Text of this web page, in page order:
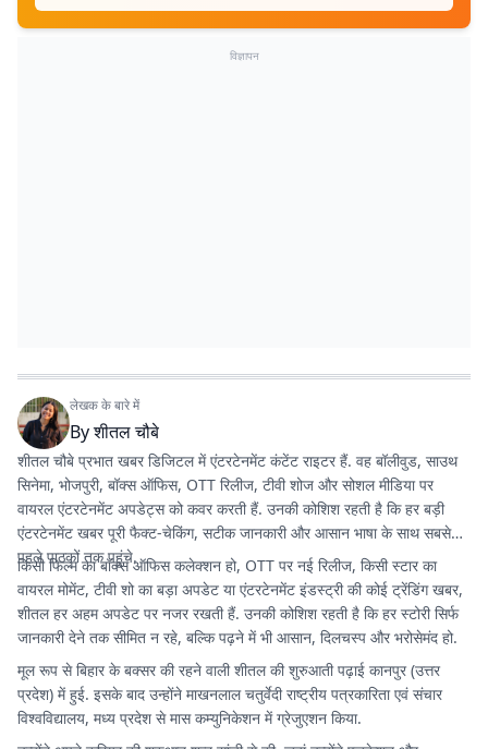
विज्ञापन
लेखक के बारे में
Byशीतल चौबे
शीतल चौबे प्रभात खबर डिजिटल में एंटरटेनमेंट कंटेंट राइटर हैं. वह बॉलीवुड, साउथ
सिनेमा, भोजपुरी, बॉक्स ऑफिस, OTT रिलीज, टीवी शोज और सोशल मीडिया पर
वायरल एंटरटेनमेंट अपडेट्स को कवर करती हैं. उनकी कोशिश रहती है कि हर बड़ी
एंटरटेनमेंट खबर पूरी फैक्ट-चेकिंग, सटीक जानकारी और आसान भाषा के साथ सबसे
पहले पाठकों तक पहुंचे.
किसी फिल्म का बॉक्स ऑफिस कलेक्शन हो, OTT पर नई रिलीज, किसी स्टार का
वायरल मोमेंट, टीवी शो का बड़ा अपडेट या एंटरटेनमेंट इंडस्ट्री की कोई ट्रेंडिंग खबर,
शीतल हर अहम अपडेट पर नजर रखती हैं. उनकी कोशिश रहती है कि हर स्टोरी सिर्फ
जानकारी देने तक सीमित न रहे, बल्कि पढ़ने में भी आसान, दिलचस्प और भरोसेमंद हो.
मूल रूप से बिहार के बक्सर की रहने वाली शीतल की शुरुआती पढ़ाई कानपुर (उत्तर
प्रदेश) में हुई. इसके बाद उन्होंने माखनलाल चतुर्वेदी राष्ट्रीय पत्रकारिता एवं संचार
विश्वविद्यालय, मध्य प्रदेश से मास कम्युनिकेशन में ग्रेजुएशन किया.